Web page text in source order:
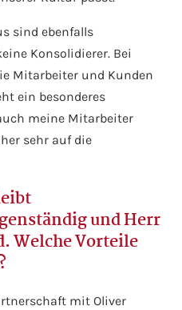
sind ebenfalls
Konsolidierer. Bei
Mitarbeiter und Kunden
ein besonderes
meine Mitarbeiter
sehr auf die
und Herr
Welche Vorteile
mit Oliver